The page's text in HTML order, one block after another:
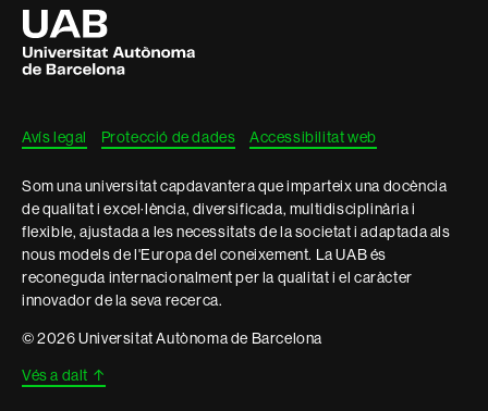
informació
legal
Universitat
Autònoma
de
Barcelona
Avís legal Protecció de dades Accessibilitat web
Som una universitat capdavantera que imparteix una docència
de qualitat i excel·lència, diversificada, multidisciplinària i
flexible, ajustada a les necessitats de la societat i adaptada als
nous models de l'Europa del coneixement. La UAB és
reconeguda internacionalment per la qualitat i el caràcter
innovador de la seva recerca.
© 2026 Universitat Autònoma de Barcelona
Vés a dalt ↑